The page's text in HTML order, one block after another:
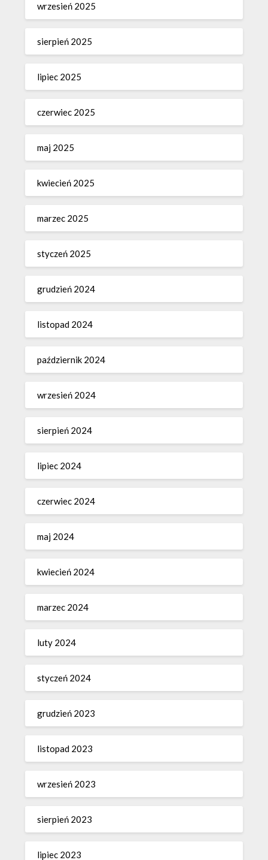
wrzesień 2025
sierpień 2025
lipiec 2025
czerwiec 2025
maj 2025
kwiecień 2025
marzec 2025
styczeń 2025
grudzień 2024
listopad 2024
październik 2024
wrzesień 2024
sierpień 2024
lipiec 2024
czerwiec 2024
maj 2024
kwiecień 2024
marzec 2024
luty 2024
styczeń 2024
grudzień 2023
listopad 2023
wrzesień 2023
sierpień 2023
lipiec 2023